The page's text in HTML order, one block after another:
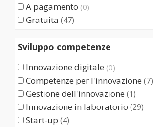
A pagamento (0)
Gratuita (47)
Sviluppo competenze
Innovazione digitale (0)
Competenze per l'innovazione (7)
Gestione dell'innovazione (1)
Innovazione in laboratorio (29)
Start-up (4)